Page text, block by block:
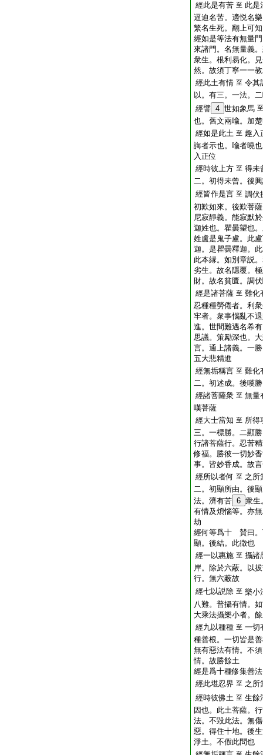
經此是有苦 至 此
逼迫名苦。適悦名
繁名生死。翻上可知
經如是等法有無量
來諸門。名無量義
衆生。根利易化。
然。故須丁寧一一
經此土有情 至 令其
以。有三。一法。
經譬 4 世如象馬 至
也。舊文兩喩。加
經如是此土 至 趣
誨者示也。喩者曉
入正位
經時彼上方 至 得未
二。初得未曾。後
經皆作是言 至 調伏
初歎如來。後歎菩
尼寂靜義。能寂默
迦姓也。瞿曇望也
姓盧是鬼子盧。此
迦。是瞿曇釋迦。
此本縁。如別章説
劣生。故名隱覆。
財。故名貧匱。調
經是諸菩薩 至 難化
忍種種勞倦者。利
牢者。衆事惱亂不
進。世間難遇名希
思議。策勵深也。
言。通上諸義。一
五大悲精進
經無垢稱言 至 難化
二。初述成。後嘆
經諸菩薩衆 至 無量
嘆菩薩
經大士當知 至 所
三。一標勝。二顯
行諸菩薩行。忍苦
修福。勝彼一切妙
事。皆妙香成。故
經所以者何 至 之
二。初顯所由。後
法。濟有苦 6 衆生
有情及煩惱等。亦
劫
經何等爲十 賛曰。
顯。後結。此徴也
經一以惠施 至 攝諸
岸。除於六蔽。以
行。無六蔽故
經七以説除 至 樂小
八難。普攝有情。
大乘法攝樂小者。
經九以種種 至 一切
種善根。一切皆是
無有惡法有情。不
情。故勝餘土
經是爲十種修集善
經此堪忍界 至 之
經時彼佛土 至 生餘
因也。此土菩薩。
法。不毀此法。無
惡。得住十地。後
淨土。不假此問也